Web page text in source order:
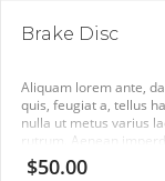
Brake Disc
Aliquam lorem ante,
quis, feugiat a, tellus
nulla ut metus varius
rutrum. Aenean
ultricies nisi vel augue
$50.00